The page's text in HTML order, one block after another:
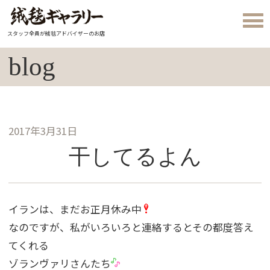
スタッフ全員が絨毯アドバイザーのお店
blog
2017年3月31日
干してるよん
イランは、まだお正月休み中
なのですが、私がいろいろと連絡するとその都度答え
てくれる
ゾランヴァリさんたち